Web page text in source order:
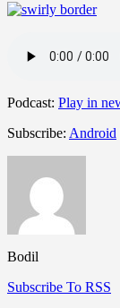
Podcast: Play in
Subscribe: Android
Bodil
Subscribe To RSS